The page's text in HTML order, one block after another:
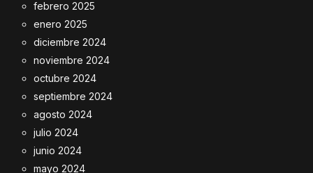
febrero 2025
enero 2025
diciembre 2024
noviembre 2024
octubre 2024
septiembre 2024
agosto 2024
julio 2024
junio 2024
mayo 2024